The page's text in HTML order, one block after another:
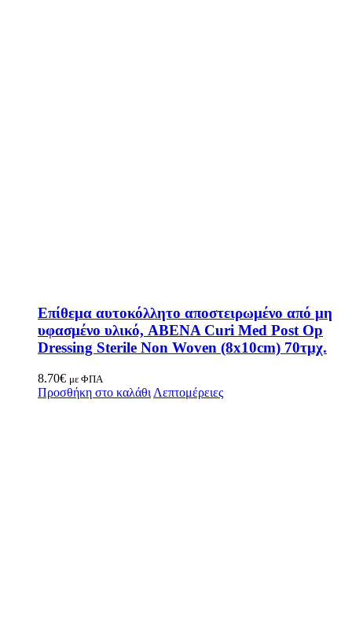
Επίθεμα αυτοκόλλητο αποστειρωμένο από μη
υφασμένο υλικό, ABENA Curi Med Post Op
Dressing Sterile Non Woven (8x10cm) 70τμχ.
8.70€ με ΦΠΑ
Προσθήκη στο καλάθι Λεπτομέρειες